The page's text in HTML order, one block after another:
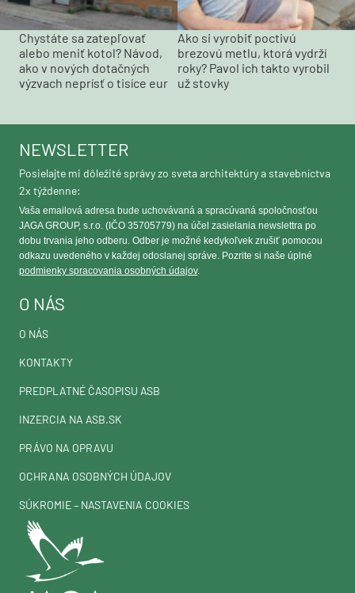
Chystáte sa zatepľovať
alebo meniť kotol? Návod,
ako v nových dotačných
výzvach neprísť o tisíce eur
Ako si vyrobiť poctivú
brezovú metlu, ktorá vydrží
roky? Pavol ich takto vyrobil
už stovky
O NÁS
O NÁS
KONTAKTY
PREDPLATNÉ ČASOPISU ASB
INZERCIA NA ASB.SK
PRÁVO NA OPRAVU
OCHRANA OSOBNÝCH ÚDAJOV
SÚKROMIE – NASTAVENIA COOKIES
NEWSLETTER
Posielajte mi dôležité správy zo sveta architektúry a stavebníctva
2x týždenne:
Vaša emailová adresa bude uchovávaná a spracúvaná spoločnosťou
JAGA GROUP, s.r.o. (IČO 35705779) na účel zasielania newslettra po
dobu trvania jeho odberu. Odber je možné kedykoľvek zrušiť pomocou
odkazu uvedeného v každej odoslanej správe. Pozrite si naše úplné
podmienky spracovania osobných údajov.